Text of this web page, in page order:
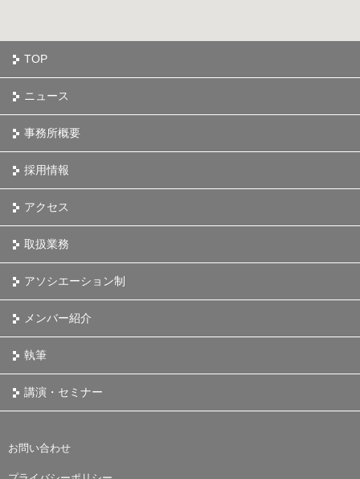
TOP
ニュース
事務所概要
採用情報
アクセス
取扱業務
アソシエーション制
メンバー紹介
執筆
講演・セミナー
お問い合わせ